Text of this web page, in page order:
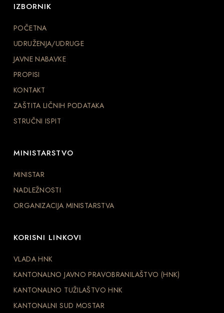
IZBORNIK
POČETNA
UDRUŽENJA/UDRUGE
JAVNE NABAVKE
PROPISI
KONTAKT
ZAŠTITA LIČNIH PODATAKA
STRUČNI ISPIT
MINISTARSTVO
MINISTAR
NADLEŽNOSTI
ORGANIZACIJA MINISTARSTVA
KORISNI LINKOVI
VLADA HNK
KANTONALNO JAVNO PRAVOBRANILAŠTVO (HNK)
KANTONALNO TUŽILAŠTVO HNK
KANTONALNI SUD MOSTAR